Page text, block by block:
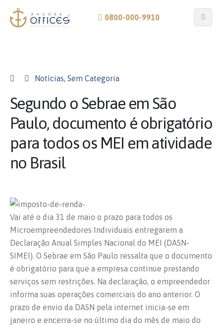
0800-000-9910
Notícias, Sem Categoria
Segundo o Sebrae em São
Paulo, documento é obrigatório
para todos os MEI em atividade
no Brasil
Vai até o dia 31 de maio o prazo para todos os
Microempreendedores Individuais entregarem a
Declaração Anual Simples Nacional do MEI (DASN-
SIMEI). O Sebrae em São Paulo ressalta que o documento
é obrigatório para que a empresa continue prestando
serviços sem restrições. Na declaração, o empreendedor
informa suas operações comerciais do ano anterior. O
prazo de envio da DASN pela internet inicia-se em
janeiro e encerra-se no último dia do mês de maio do